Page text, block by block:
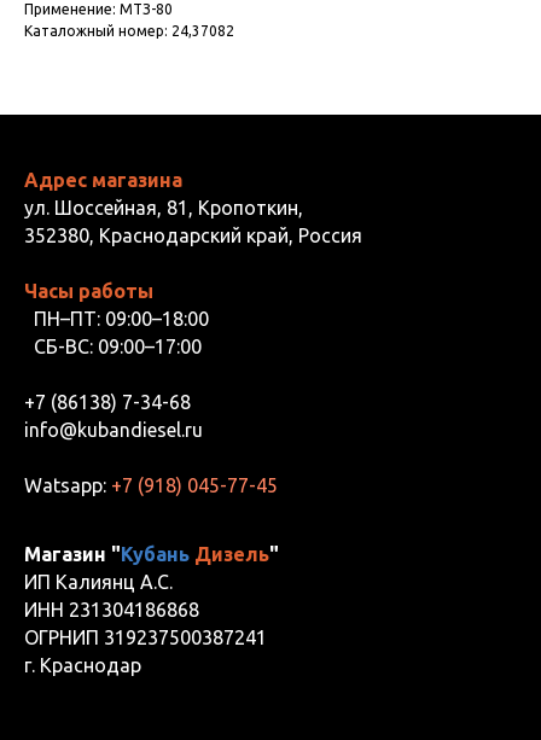
Применение: МТЗ-80
Каталожный номер: 24,37082
Адрес магазина
ул. Шоссейная, 81, Кропоткин,
352380, Краснодарский край, Россия
Часы работы
ПН–ПТ: 09:00–18:00
СБ-ВС: 09:00–17:00
+7 (86138) 7-34-68
info@kubandiesel.ru
Watsapp: +7 (918) 045-77-45
Магазин "Кубань Дизель"
ИП Калиянц А.С.
ИНН 231304186868
ОГРНИП 319237500387241
г. Краснодар